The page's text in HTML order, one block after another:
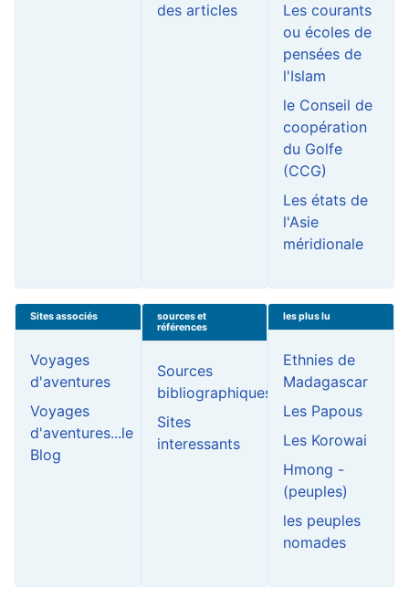
des articles
Les courants
ou écoles de
pensées de
l'Islam
le Conseil de
coopération
du Golfe
(CCG)
Les états de
l'Asie
méridionale
Sites associés
Voyages
d'aventures
Voyages
d'aventures...le
Blog
sources et
références
Sources
bibliographiques
Sites
interessants
les plus lu
Ethnies de
Madagascar
Les Papous
Les Korowai
Hmong -
(peuples)
les peuples
nomades